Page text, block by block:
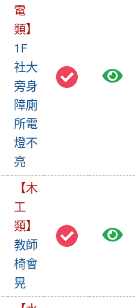
電
類】
1F
社大
旁身
障廁
所電
燈不
亮
檢
【木
工
類】
教師
椅會
晃
檢
報